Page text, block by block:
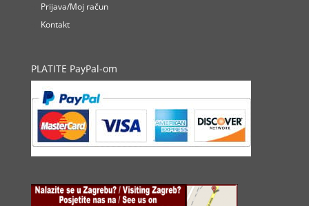
Prijava/Moj račun
Kontakt
PLATITE PayPal-om